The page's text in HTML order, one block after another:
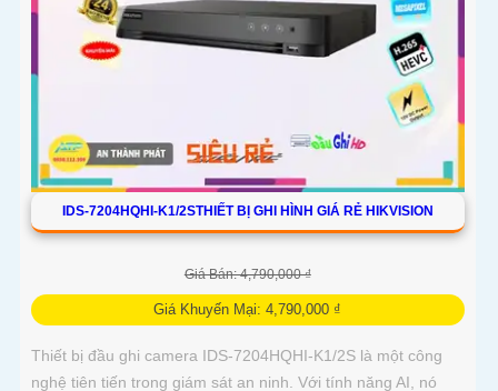
IDS-7204HQHI-K1/2STHIẾT BỊ GHI HÌNH GIÁ RẺ HIKVISION
Giá Bán: 4,790,000 ₫
Giá Khuyến Mại: 4,790,000 ₫
Thiết bị đầu ghi camera IDS-7204HQHI-K1/2S là một công
nghệ tiên tiến trong giám sát an ninh. Với tính năng AI, nó